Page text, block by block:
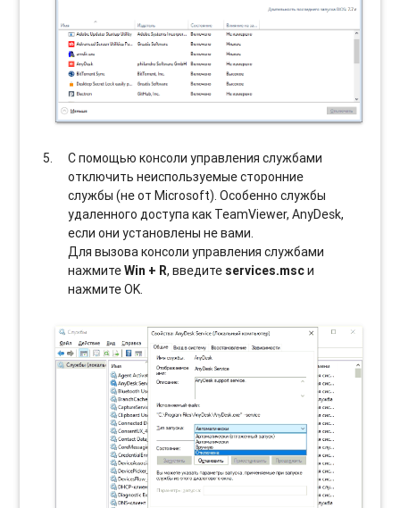
С помощью консоли управления службами
отключить неиспользуемые сторонние
службы (не от Microsoft). Особенно службы
удаленного доступа как TeamViewer, AnyDesk,
если они установлены не вами.
Для вызова консоли управления службами
нажмитеWin + R, введите services.mscи
нажмите OK.